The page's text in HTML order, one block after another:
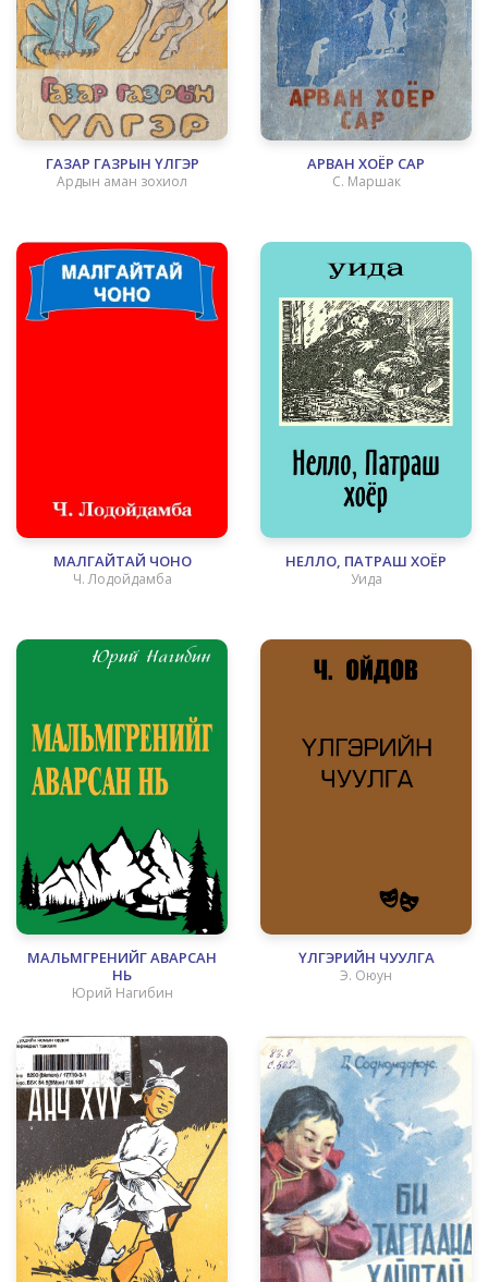
ГАЗАР ГАЗРЫН ҮЛГЭР
Ардын аман зохиол
АРВАН ХОЁР САР
С. Маршак
МАЛГАЙТАЙ ЧОНО
Ч. Лодойдамба
НЕЛЛО, ПАТРАШ ХОЁР
Уида
МАЛЬМГРЕНИЙГ АВАРСАН
НЬ
Юрий Нагибин
ҮЛГЭРИЙН ЧУУЛГА
Э. Оюун